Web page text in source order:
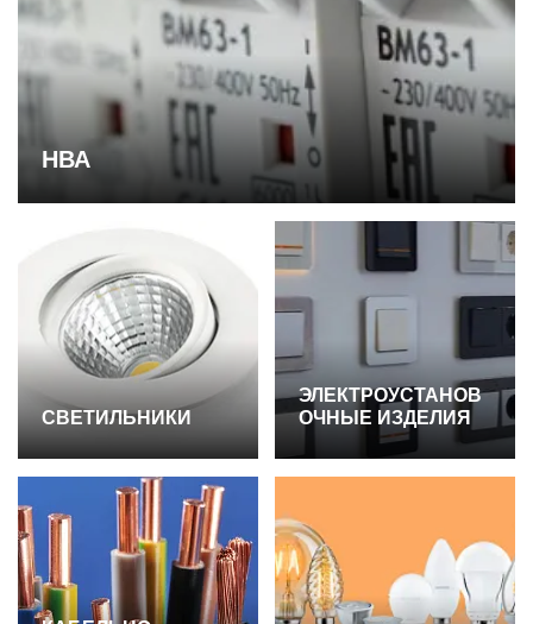
НВА
СВЕТИЛЬНИКИ
ЭЛЕКТРОУСТАНОВ
ОЧНЫЕ ИЗДЕЛИЯ